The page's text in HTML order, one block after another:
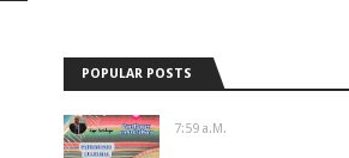
POPULAR POSTS
7:59 A.m.